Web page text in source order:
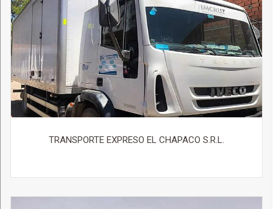
TRANSPORTE EXPRESO EL CHAPACO S.R.L.